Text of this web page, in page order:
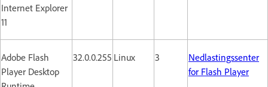
Internet Explorer
11
Adobe Flash
Player Desktop
32.0.0.255 Linux 3
Nedlastingssenter
for Flash Player